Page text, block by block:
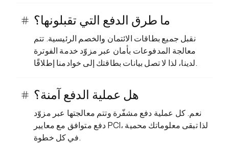
ما طرق الدفع التي تقبلونها؟
نقبل جميع بطاقات الائتمان والخصم الرئيسية. تتم
معالجة المدفوعات بأمان عبر مزوّد خدمة الفوترة
لدينا، لذا لا تصل بيانات بطاقتك إلى خوادمنا إطلاقًا.
هل عملية الدفع آمنة؟
نعم. كل عملية دفع مشفّرة وتتم معالجتها عبر مزوّد
دفع متوافق مع معايير PCI، لذا تبقى معلوماتك محمية
في كل خطوة.